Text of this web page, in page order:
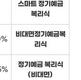
스마트 정기예금
복리식
비대면정기예금복
리식
정기예금 복리식
(비대면)